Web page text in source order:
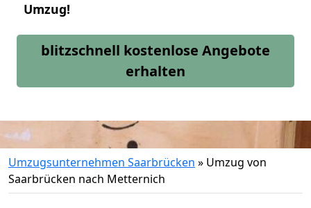
Umzug!
blitzschnell kostenlose Angebote
erhalten
Umzugsunternehmen Saarbrücken » Umzug von
Saarbrücken nach Metternich